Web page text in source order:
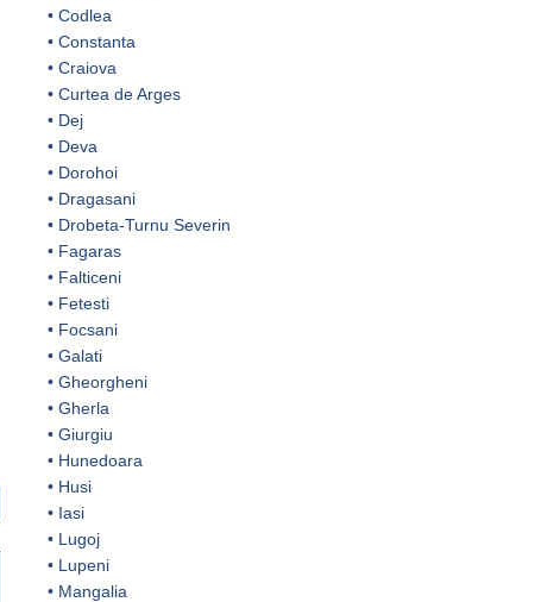
• Codlea
• Constanta
• Craiova
• Curtea de Arges
• Dej
• Deva
• Dorohoi
• Dragasani
• Drobeta-Turnu Severin
• Fagaras
• Falticeni
• Fetesti
• Focsani
• Galati
• Gheorgheni
• Gherla
• Giurgiu
• Hunedoara
• Husi
• Iasi
• Lugoj
• Lupeni
• Mangalia